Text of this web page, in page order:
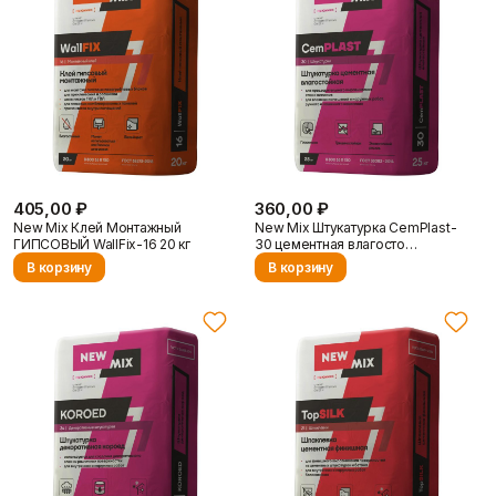
Отзывы
Контакты
405,00 ₽
New Mix Клей Монтажный
ГИПСОВЫЙ WallFix-16 20 кг
В корзину
360,00 ₽
New Mix Штукатурка CemPlast-
30 цементная влагосто…
В корзину